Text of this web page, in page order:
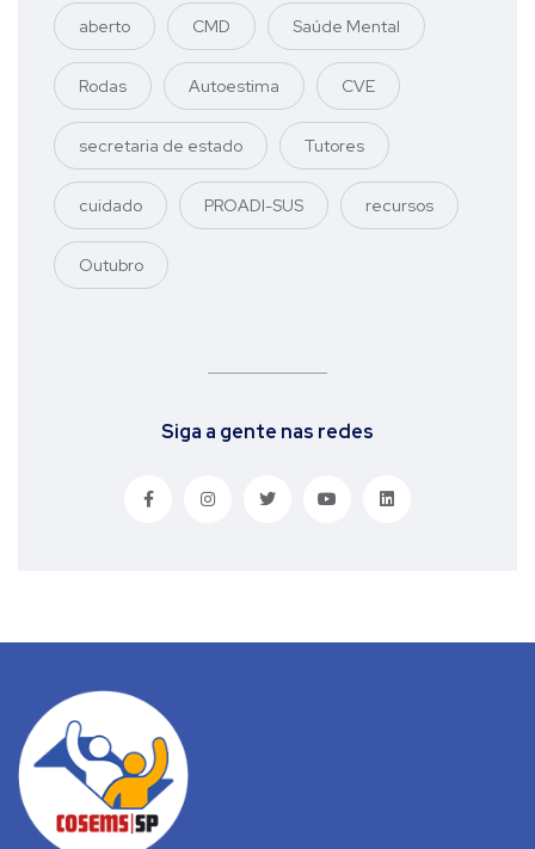
aberto CMD Saúde Mental
Rodas Autoestima CVE
secretaria de estado Tutores
cuidado PROADI-SUS recursos
Outubro
Siga a gente nas redes